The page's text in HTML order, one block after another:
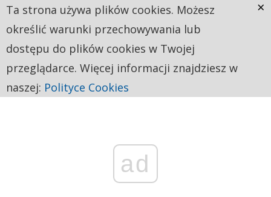
ad
Ta strona używa plików cookies. Możesz
określić warunki przechowywania lub
dostępu do plików cookies w Twojej
przeglądarce. Więcej informacji znajdziesz w
naszej: Polityce Cookies
×